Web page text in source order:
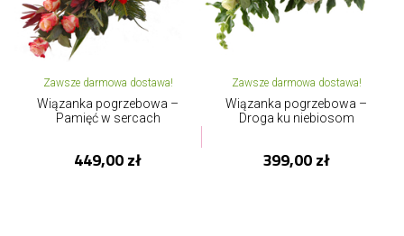
Zawsze darmowa dostawa!
Wiązanka pogrzebowa –
Pamięć w sercach
449,00 zł
Zawsze darmowa dostawa!
Wiązanka pogrzebowa –
Droga ku niebiosom
399,00 zł